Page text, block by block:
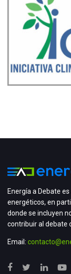
Energía a Debate
energéticos, en
donde se incluyen
contribuir al debate
Email: